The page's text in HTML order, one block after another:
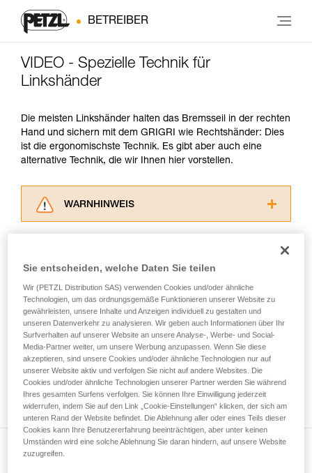
BETREIBER
VIDEO - Spezielle Technik für
Linkshänder
Die meisten Linkshänder halten das Bremsseil in der rechten
Hand und sichern mit dem GRIGRI wie Rechtshänder: Dies
ist die ergonomischste Technik. Es gibt aber auch eine
alternative Technik, die wir Ihnen hier vorstellen.
WARNHINWEIS
ziehen. Um diese Zusatzinformationen
verstehen zu können, müssen Sie zuerst die in
der Gebrauchsanweisung enthaltenen
Informationen richtig verstanden haben.
Die Beherrschung dieser Techniken setzt eine
entsprechende Ausbildung und ein spezielles
Training voraus. Prüfen Sie zusammen mit
einem Profi, ob Sie in der Lage sind, den
Vorgang alleine sicher zu wiederholen, bevor
Sie ihn eigenständig durchführen.
Wir geben Beispiele für die mit Ihrer Aktivität
verbundenen Techniken. Möglicherweise gibt es
noch andere Techniken, die hier nicht
beschrieben werden.
Sie entscheiden, welche Daten Sie teilen
Wir (PETZL Distribution SAS) verwenden Cookies und/oder ähnliche
Technologien, um das ordnungsgemäße Funktionieren unserer Website zu
gewährleisten, unsere Inhalte und Anzeigen individuell zu gestalten und
unseren Datenverkehr zu analysieren. Wir geben auch Informationen über Ihr
Surfverhalten auf unserer Website an unsere Analyse-, Werbe- und Social-
Media-Partner weiter, um unsere Werbung anzupassen. Wenn Sie diese
akzeptieren, sind unsere Cookies und/oder ähnliche Technologien nur auf
unserer Website aktiv und verfolgen Sie nicht auf andere Websites. Die
Cookies und/oder ähnliche Technologien unserer Partner werden Sie während
Ihres gesamten Surfens verfolgen. Sie können Ihre Einwilligung jederzeit
widerrufen, indem Sie auf den Link „Cookie-Einstellungen“ klicken, der sich am
unteren Rand der Website befindet. Die Ablehnung aller oder eines Teils dieser
Cookies kann Ihre Benutzererfahrung beeinträchtigen, aber unter keinen
Umständen wird eine solche Ablehnung Sie daran hindern, auf unsere Website
zuzugreifen.